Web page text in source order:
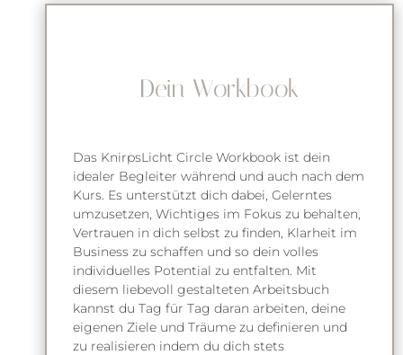
Dein Workbook
Das KnirpsLicht Circle Workbook ist dein
idealer Begleiter während und auch nach dem
Kurs. Es unterstützt dich dabei, Gelerntes
umzusetzen, Wichtiges im Fokus zu behalten,
Vertrauen in dich selbst zu finden, Klarheit im
Business zu schaffen und so dein volles
individuelles Potential zu entfalten. Mit
diesem liebevoll gestalteten Arbeitsbuch
kannst du Tag für Tag daran arbeiten, deine
eigenen Ziele und Träume zu definieren und
zu realisieren indem du dich stets